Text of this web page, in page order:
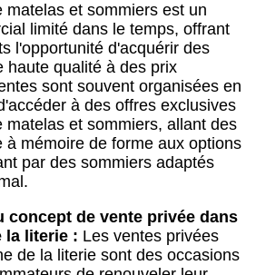
matelas et sommiers est un
limité dans le temps, offrant
l'opportunité d'acquérir des
haute qualité à des prix
sont souvent organisées en
à des offres exclusives
matelas et sommiers, allant des
à mémoire de forme aux options
par des sommiers adaptés
concept de vente privée dans
la literie : Les ventes privées
de la literie sont des occasions